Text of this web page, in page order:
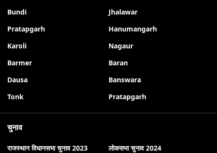
Bundi
Jhalawar
Pratapgarh
Hanumangarh
Karoli
Nagaur
Barmer
Baran
Dausa
Banswara
Tonk
Pratapgarh
चुनाव
राजस्थान विधानसभा चुनाव 2023
लोकसभा चुनाव 2024